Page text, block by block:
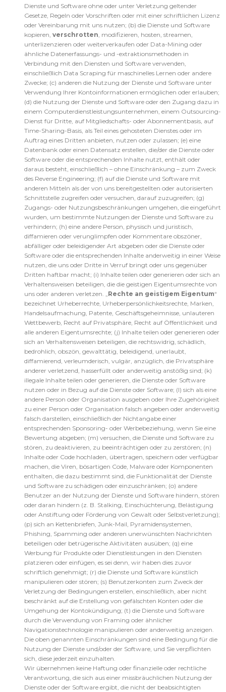
Dienste und Software ohne oder unter Verletzung geltender
Gesetze, Regeln oder Vorschriften oder mit einer schriftlichen Lizenz
oder Vereinbarung mit uns nutzen; (b) die Dienste und Software
kopieren, verschrotten, modifizieren, hosten, streamen,
unterlizenzieren oder weiterverkaufen oder Data-Mining oder
ähnliche Datenerfassungs- und -extraktionsmethoden in
Verbindung mit den Diensten und Software verwenden,
einschließlich Data Scraping für maschinelles Lernen oder andere
Zwecke; (c) anderen die Nutzung der Dienste und Software unter
Verwendung Ihrer Kontoinformationen ermöglichen oder erlauben;
(d) die Nutzung der Dienste und Software oder den Zugang dazu in
einem Computerdienstleistungsunternehmen, einem Outsourcing-
Dienst für Dritte, auf Mitgliedschafts- oder Abonnementbasis, auf
Time-Sharing-Basis, als Teil eines gehosteten Dienstes oder im
Auftrag eines Dritten anbieten, nutzen oder zulassen; (e) eine
Datenbank oder einen Datensatz erstellen, die/der die Dienste oder
Software oder die entsprechenden Inhalte nutzt, enthält oder
daraus besteht, einschließlich – ohne Einschränkung – zum Zweck
des Reverse Engineering; (f) auf die Dienste und Software mit
anderen Mitteln als der von uns bereitgestellten oder autorisierten
Schnittstelle zugreifen oder versuchen, darauf zuzugreifen; (g)
Zugangs- oder Nutzungsbeschränkungen umgehen, die eingeführt
wurden, um bestimmte Nutzungen der Dienste und Software zu
verhindern; (h) eine andere Person, physisch und juristisch,
diffamieren oder verunglimpfen oder Kommentare obszöner,
abfälliger oder beleidigender Art abgeben oder die Dienste oder
Software oder die entsprechenden Inhalte anderweitig in einer Weise
nutzen, die uns oder Dritte in Verruf bringt oder uns gegenüber
Dritten haftbar macht; (i) Inhalte teilen oder generieren oder sich an
Verhaltensweisen beteiligen, die die geistigen Eigentumsrechte von
uns oder anderen verletzen. „Rechte an geistigem Eigentum“
bezeichnet Urheberrechte, Urheberpersönlichkeitsrechte, Marken,
Handelsaufmachung, Patente, Geschäftsgeheimnisse, unlauteren
Wettbewerb, Recht auf Privatsphäre, Recht auf Öffentlichkeit und
alle anderen Eigentumsrechte; (j) Inhalte teilen oder generieren oder
sich an Verhaltensweisen beteiligen, die rechtswidrig, schädlich,
bedrohlich, obszön, gewalttätig, beleidigend, unerlaubt,
diffamierend, verleumderisch, vulgär, anzüglich, die Privatsphäre
anderer verletzend, hasserfüllt oder anderweitig anstößig sind; (k)
illegale Inhalte teilen oder generieren, die Dienste oder Software
nutzen oder in Bezug auf die Dienste oder Software; (l) sich als eine
andere Person oder Organisation ausgeben oder Ihre Zugehörigkeit
zu einer Person oder Organisation falsch angeben oder anderweitig
falsch darstellen, einschließlich der Nichtangabe einer
entsprechenden Sponsoring- oder Werbebeziehung, wenn Sie eine
Bewertung abgeben; (m) versuchen, die Dienste und Software zu
stören, zu deaktivieren, zu beeinträchtigen oder zu zerstören; (n)
Inhalte oder Code hochladen, übertragen, speichern oder verfügbar
machen, die Viren, bösartigen Code, Malware oder Komponenten
enthalten, die dazu bestimmt sind, die Funktionalität der Dienste
und Software zu schädigen oder einzuschränken; (o) andere
Benutzer an der Nutzung der Dienste und Software hindern, stören
oder daran hindern (z. B. Stalking, Einschüchterung, Belästigung
oder Anstiftung oder Förderung von Gewalt oder Selbstverletzung);
(p) sich an Kettenbriefen, Junk-Mail, Pyramidensystemen,
Phishing, Spamming oder anderen unerwünschten Nachrichten
beteiligen oder betrügerische Aktivitäten ausüben; (q) eine
Werbung für Produkte oder Dienstleistungen in den Diensten
platzieren oder einfügen, es sei denn, wir haben dies zuvor
schriftlich genehmigt; (r) die Dienste und Software künstlich
manipulieren oder stören; (s) Benutzerkonten zum Zweck der
Verletzung der Bedingungen erstellen, einschließlich, aber nicht
beschränkt auf die Erstellung von gefälschten Konten oder die
Umgehung der Kontokündigung; (t) die Dienste und Software
durch die Verwendung von Framing oder ähnlicher
Navigationstechnologie manipulieren oder anderweitig anzeigen.
Die oben genannten Einschränkungen sind eine Bedingung für die
Nutzung der Dienste und/oder der Software, und Sie verpflichten
sich, diese jederzeit einzuhalten.
Wir übernehmen keine Haftung oder finanzielle oder rechtliche
Verantwortung, die sich aus einer missbräuchlichen Nutzung der
Dienste oder der Software ergibt, die nicht der beabsichtigten